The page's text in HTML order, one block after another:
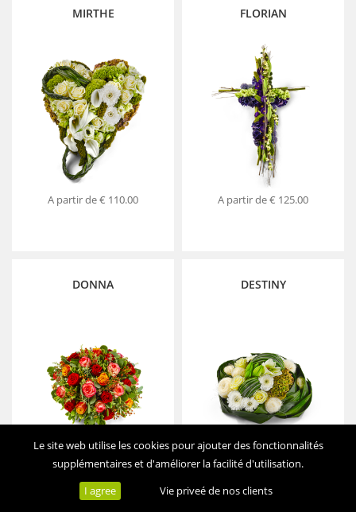
Le site web utilise les cookies pour ajouter des fonctionnalités
supplémentaires et d'améliorer la facilité d'utilisation.
I agree
Vie priveé de nos clients
MIRTHE
A partir de€ 110.00
FLORIAN
A partir de€ 125.00
DONNA
A partir de€ 79.00
DESTINY
A partir de€ 67.00